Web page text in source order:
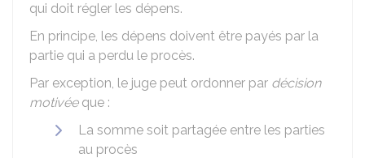
qui doit régler les dépens.
En principe, les dépens doivent être payés par la
partie qui a perdu le procès.
Par exception, le juge peut ordonner par décision
motivéeque :
La somme soit partagée entre les parties
au procès